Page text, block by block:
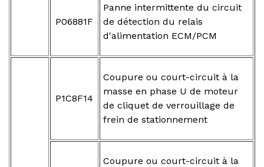
P06881F
Panne intermittente du circuit
de détection du relais
d'alimentation ECM/PCM
P1C8F14
Coupure ou court-circuit à la
masse en phase U de moteur
de cliquet de verrouillage de
frein de stationnement
Coupure ou court-circuit à la